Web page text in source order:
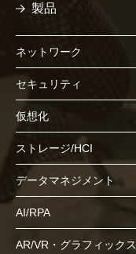
製品
ネットワーク
セキュリティ
仮想化
ストレージ/HCI
データマネジメント
AI/RPA
AR/VR・グラフィックス